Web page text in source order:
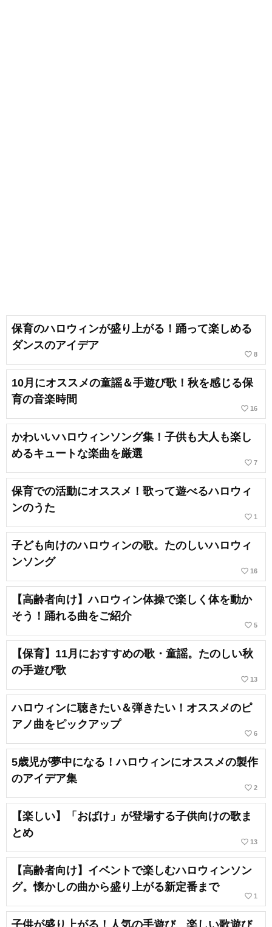
保育のハロウィンが盛り上がる！踊って楽しめる
ダンスのアイデア
favorite_border 8
10月にオススメの童謡＆手遊び歌！秋を感じる保
育の音楽時間
favorite_border 16
かわいいハロウィンソング集！子供も大人も楽し
めるキュートな楽曲を厳選
favorite_border 7
保育での活動にオススメ！歌って遊べるハロウィ
ンのうた
favorite_border 1
子ども向けのハロウィンの歌。たのしいハロウィ
ンソング
favorite_border 16
【高齢者向け】ハロウィン体操で楽しく体を動か
そう！踊れる曲をご紹介
favorite_border 5
【保育】11月におすすめの歌・童謡。たのしい秋
の手遊び歌
favorite_border 13
ハロウィンに聴きたい＆弾きたい！オススメのピ
アノ曲をピックアップ
favorite_border 6
5歳児が夢中になる！ハロウィンにオススメの製作
のアイデア集
favorite_border 2
【楽しい】「おばけ」が登場する子供向けの歌ま
とめ
favorite_border 13
【高齢者向け】イベントで楽しむハロウィンソン
グ。懐かしの曲から盛り上がる新定番まで
favorite_border 1
子供が盛り上がる！人気の手遊び、楽しい歌遊び